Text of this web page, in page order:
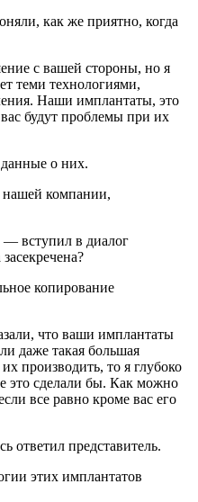
как же приятно, когда
с вашей стороны, но я
теми технологиями,
Наши имплантаты, это
будут проблемы при их
о них.
нашей компании,
— вступил в диалог
копирование
что ваши имплантаты
даже такая большая
производить, то я глубоко
это сделали бы. Как можно
все равно кроме вас его
ответил представитель.
этих имплантатов